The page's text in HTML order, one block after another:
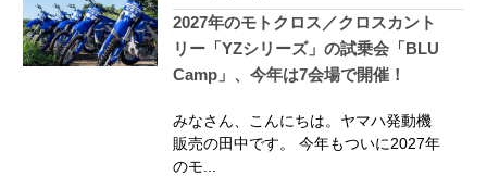
2027年のモトクロス／クロスカント
リー「YZシリーズ」の試乗会「BLU
Camp」、今年は7会場で開催！
みなさん、こんにちは。ヤマハ発動機
販売の田中です。 今年もついに2027年
のモ...